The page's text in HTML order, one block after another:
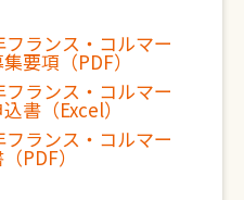
ランス・コルマー
要項（PDF）
ランス・コルマー
書（Excel）
ランス・コルマー
PDF）